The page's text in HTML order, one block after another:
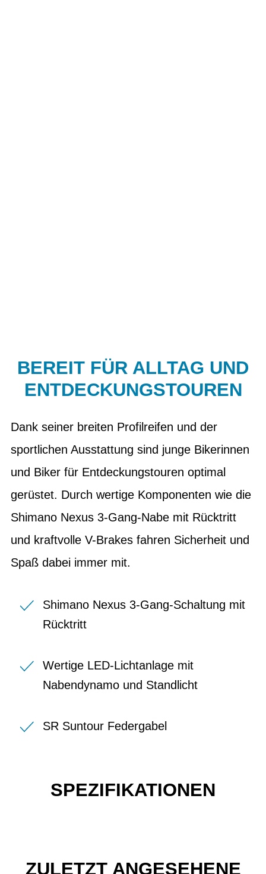
BEREIT FÜR ALLTAG UND
ENTDECKUNGSTOUREN
Dank seiner breiten Profilreifen und der
sportlichen Ausstattung sind junge Bikerinnen
und Biker für Entdeckungstouren optimal
gerüstet. Durch wertige Komponenten wie die
Shimano Nexus 3-Gang-Nabe mit Rücktritt
und kraftvolle V-Brakes fahren Sicherheit und
Spaß dabei immer mit.
Shimano Nexus 3-Gang-Schaltung mit
Rücktritt
Wertige LED-Lichtanlage mit
Nabendynamo und Standlicht
SR Suntour Federgabel
SPEZIFIKATIONEN
ZULETZT ANGESEHENE